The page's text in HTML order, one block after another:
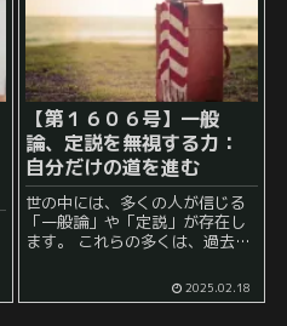
【第１６０６号】一般
論、定説を無視する力：
自分だけの道を進む
世の中には、多くの人が信じる
「一般論」や「定説」が存在し
ます。 これらの多くは、過去の
理的な理由があるため、多くの
人がその正しさを疑いません。
2025.02.18